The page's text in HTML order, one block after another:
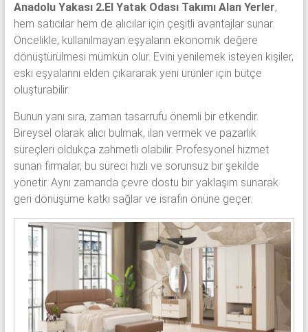
Anadolu Yakası 2.El Yatak Odası Takımı Alan Yerler,
hem satıcılar hem de alıcılar için çeşitli avantajlar sunar.
Öncelikle, kullanılmayan eşyaların ekonomik değere
dönüştürülmesi mümkün olur. Evini yenilemek isteyen kişiler,
eski eşyalarını elden çıkararak yeni ürünler için bütçe
oluşturabilir.
Bunun yanı sıra, zaman tasarrufu önemli bir etkendir.
Bireysel olarak alıcı bulmak, ilan vermek ve pazarlık
süreçleri oldukça zahmetli olabilir. Profesyonel hizmet
sunan firmalar, bu süreci hızlı ve sorunsuz bir şekilde
yönetir. Aynı zamanda çevre dostu bir yaklaşım sunarak
geri dönüşüme katkı sağlar ve israfın önüne geçer.